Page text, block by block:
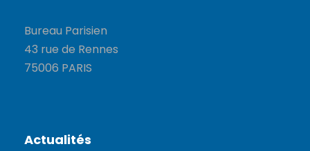
Bureau Parisien
43 rue de Rennes
75006 PARIS
Actualités